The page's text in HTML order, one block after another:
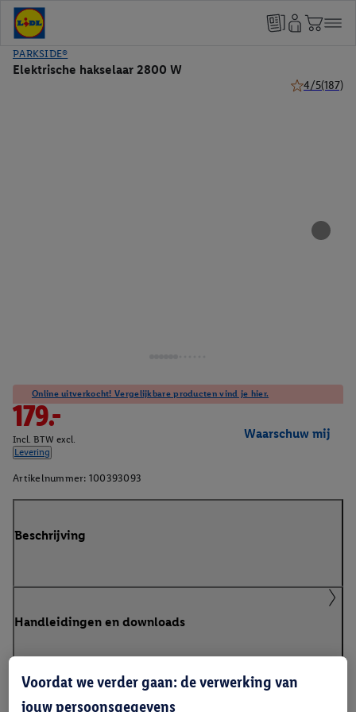
PARKSIDE®
Elektrische hakselaar 2800 W
4/5(187)
Online uitverkocht! Vergelijkbare producten vind je hier.
179.-
Incl. BTW excl.
Levering
Waarschuw mij
Artikelnummer: 100393093
Beschrijving
Handleidingen en downloads
Voordat we verder gaan: de verwerking van
jouw persoonsgegevens